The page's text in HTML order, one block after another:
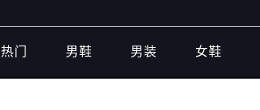
热门 男鞋 男装 女鞋